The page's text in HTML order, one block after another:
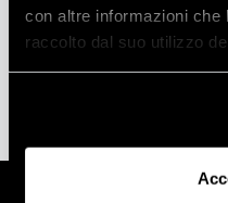
con altre informazioni che
raccolto dal suo utilizzo
Peso 2 kg